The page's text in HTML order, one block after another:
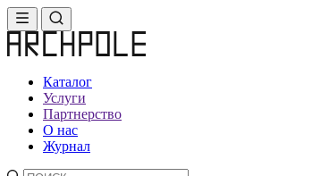
Каталог
Услуги
Партнерство
О нас
Журнал